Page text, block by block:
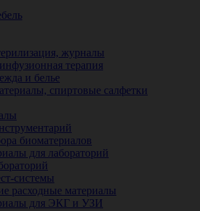
журналы
терапия
и белье
спиртовые салфетки
биоматериалов
для лабораторий
системы
расходные материалы
для ЭКГ и УЗИ